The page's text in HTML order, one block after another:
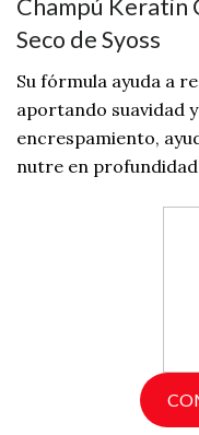
Champú Keratin
Seco de Syoss
Su fórmula ayuda a
aportando suavidad
encrespamiento,
nutre en